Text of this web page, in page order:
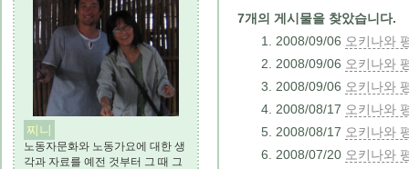
찌니
노동자문화와 노동가요에 대한 생
각과 자료를 예전 것부터 그 때 그
7개의 게시물을 찾았습니다.
2008/09/06 오키나와
2008/09/06 오키나와
2008/09/06 오키나와
2008/08/17 오키나와
2008/08/17 오키나와
2008/07/20 오키나와